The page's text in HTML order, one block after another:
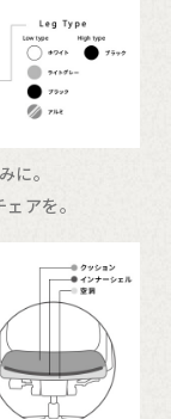
に。
アを。